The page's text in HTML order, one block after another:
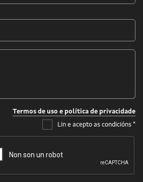
Termos de uso e política de privacidade
Lin e acepto as condicións *